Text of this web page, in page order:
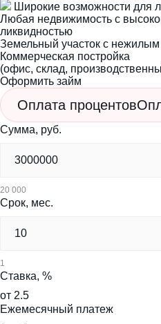
Широкие возможности для
Любая недвижимость с
ликвидностью
Земельный участок с
Коммерческая постройка
(офис, склад,
Оформить займ
Оплата процентов
Сумма, руб.
20 000
Срок, мес.
1
Ставка, %
от 2.5
Ежемесячный платеж